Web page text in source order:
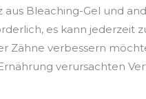
Bleaching-Gel und
es kann jederzeit
Zähne verbessern
verursachten